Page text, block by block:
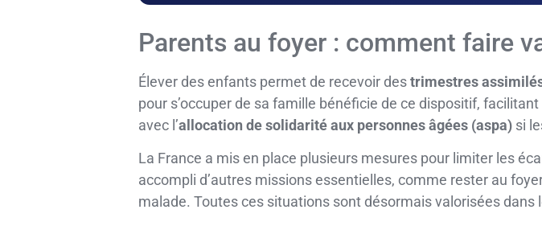
Parents au foyer : comment faire
Élever des enfants permet de recevoir destrimestres
pour s’occuper de sa famille bénéficie de ce dispositif, facilitant
avec l’allocation de solidarité aux personnes âgées (aspa) si
La France a mis en place plusieurs mesures pour limiter les
accompli d’autres missions essentielles, comme rester au
malade. Toutes ces situations sont désormais valorisées dans